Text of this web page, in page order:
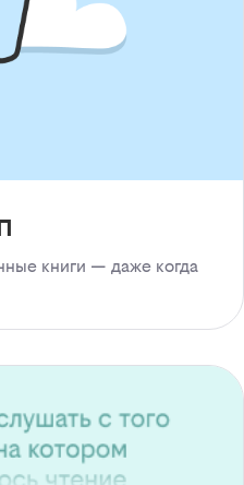
книги — даже когда